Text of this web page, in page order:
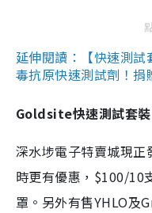
延伸閱讀：【快速測
毒抗原快速測試劑！
Goldsite快速測試套裝
深水埗電子特賣城現
時更有優惠，$100/10
罩。另外有售YHLO及